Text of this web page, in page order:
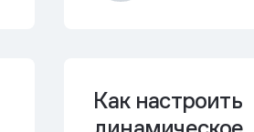
Как настроить